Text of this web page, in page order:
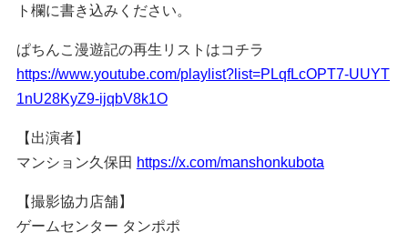
ト欄に書き込みください。
ぱちんこ漫遊記の再生リストはコチラ
https://www.youtube.com/playlist?list=PLqfLcOPT7-UUYT
1nU28KyZ9-ijqbV8k1O
【出演者】
マンション久保田 https://x.com/manshonkubota
【撮影協力店舗】
ゲームセンター タンポポ